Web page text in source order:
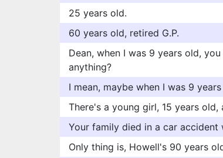
25 years old.
60 years old, retired G.P.
Dean, when I was 9 years old,
anything?
I mean, maybe when I was 9
There's a young girl, 15 years old,
Your family died in a car
Only thing is, Howell's 90 years